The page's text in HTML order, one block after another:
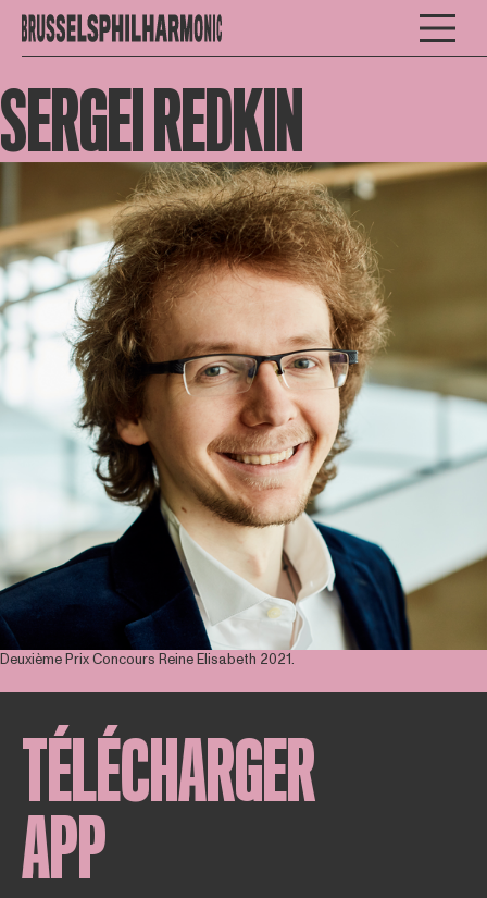
SERGEI REDKIN
Deuxième Prix Concours Reine Elisabeth 2021.
TÉLÉCHARGER
APP